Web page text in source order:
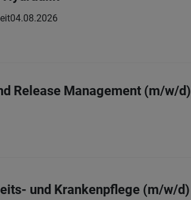
04.08.2026
Release Management (m/w/d)
und Krankenpflege (m/w/d)